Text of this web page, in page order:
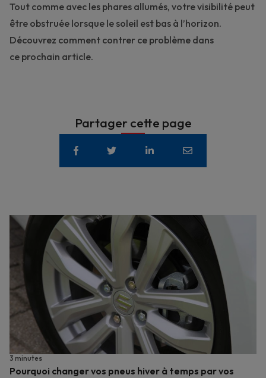
Tout comme avec les phares allumés, votre visibilité peut
être obstruée lorsque le soleil est bas à l’horizon.
Découvrez comment contrer ce problème dans
ce prochain article.
Partager cette page
Pourquoi changer vos pneus hiver à temps par vos
3 minutes